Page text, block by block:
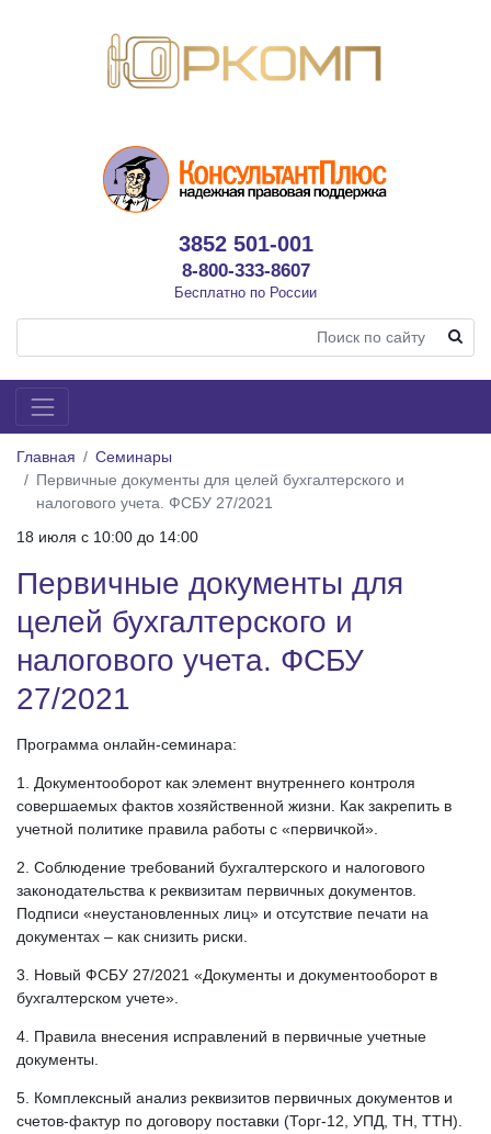
3852 501-001
8-800-333-8607
Бесплатно по России
Главная
Семинары
Первичные документы для целей бухгалтерского и
налогового учета. ФСБУ 27/2021
18 июля c 10:00 до 14:00
Первичные документы для
целей бухгалтерского и
налогового учета. ФСБУ
27/2021
Программа онлайн-семинара:
1. Документооборот как элемент внутреннего контроля
совершаемых фактов хозяйственной жизни. Как закрепить в
учетной политике правила работы с «первичкой».
2. Соблюдение требований бухгалтерского и налогового
законодательства к реквизитам первичных документов.
Подписи «неустановленных лиц» и отсутствие печати на
документах – как снизить риски.
3. Новый ФСБУ 27/2021 «Документы и документооборот в
бухгалтерском учете».
4. Правила внесения исправлений в первичные учетные
документы.
5. Комплексный анализ реквизитов первичных документов и
счетов-фактур по договору поставки (Торг-12, УПД, ТН, ТТН).